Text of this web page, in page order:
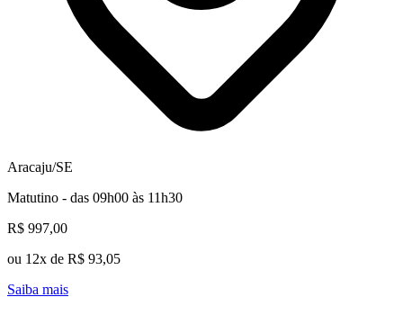
Aracaju/SE
Matutino - das 09h00 às 11h30
R$ 997,00
ou 12x de R$ 93,05
Saiba mais